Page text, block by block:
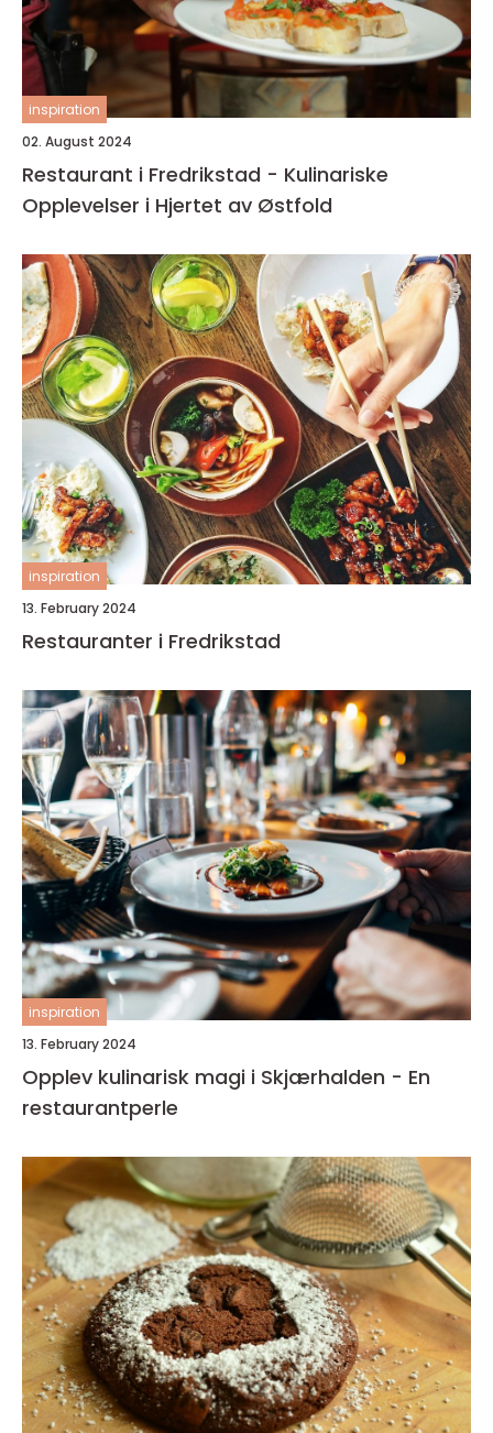
inspiration
02. August 2024
Restaurant i Fredrikstad - Kulinariske
Opplevelser i Hjertet av Østfold
inspiration
13. February 2024
Restauranter i Fredrikstad
inspiration
13. February 2024
Opplev kulinarisk magi i Skjærhalden - En
restaurantperle